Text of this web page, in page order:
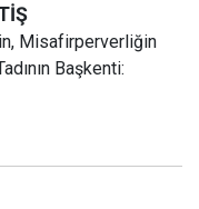
Misafirperverliğin
Başkenti: